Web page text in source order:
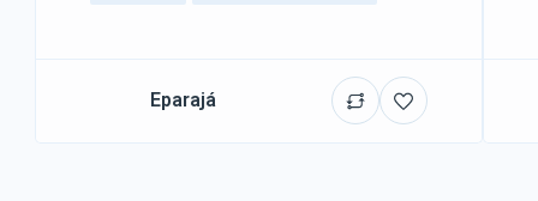
Eparajá